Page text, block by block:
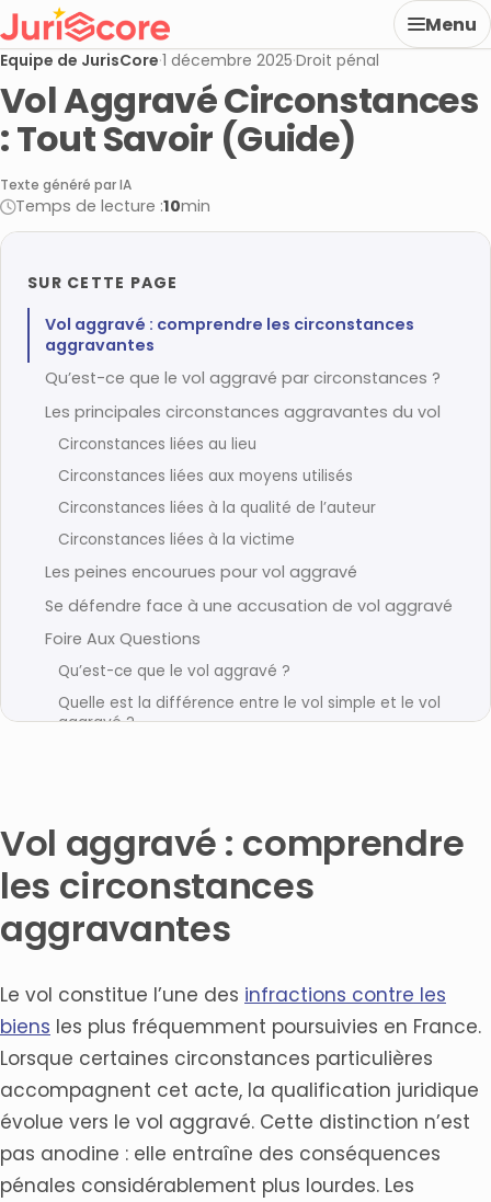
Menu
Equipe de JurisCore·1 décembre 2025·Droit pénal
Vol Aggravé Circonstances
: Tout Savoir (Guide)
Texte généré par IA
Temps de lecture :10min
SUR CETTE PAGE
Vol aggravé : comprendre les circonstances
aggravantes
Qu’est-ce que le vol aggravé par circonstances ?
Les principales circonstances aggravantes du vol
Circonstances liées au lieu
Circonstances liées aux moyens utilisés
Circonstances liées à la qualité de l’auteur
Circonstances liées à la victime
Les peines encourues pour vol aggravé
Se défendre face à une accusation de vol aggravé
Foire Aux Questions
Qu’est-ce que le vol aggravé ?
Quelle est la différence entre le vol simple et le vol
aggravé ?
Comment est établie la preuve d’un vol aggravé ?
Quand consulter un avocat en cas de vol aggravé ?
Comment obtenir réparation en tant que victime de
vol aggravé ?
Vol aggravé : comprendre
les circonstances
aggravantes
Le vol constitue l’une des infractions contre les
biens les plus fréquemment poursuivies en France.
Lorsque certaines circonstances particulières
accompagnent cet acte, la qualification juridique
évolue vers le vol aggravé. Cette distinction n’est
pas anodine : elle entraîne des conséquences
pénales considérablement plus lourdes. Les